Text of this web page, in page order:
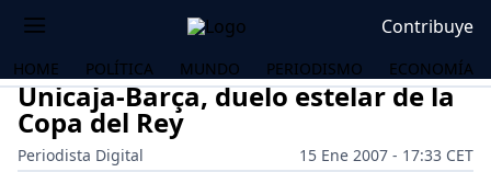
Contribuye
HOME POLÍTICA MUNDO PERIODISMO ECONOMÍA
Unicaja-Barça, duelo estelar de la
Copa del Rey
Periodista Digital
15 Ene 2007 - 17:33 CET